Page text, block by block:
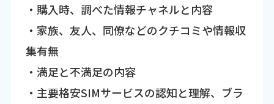
・購入時、調べた情報チャネルと内容
・家族、友人、同僚などのクチコミや情報収
集有無
・満足と不満足の内容
・主要格安SIMサービスの認知と理解、ブラ